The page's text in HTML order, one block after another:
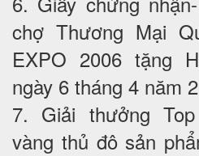
chợ Thương Mại
EXPO 2006 tặng
ngày 6 tháng 4 năm
7. Giải thưởng
vàng thủ đô sản